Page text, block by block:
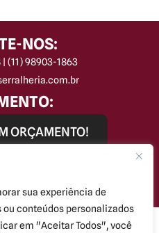
sua experiência de
conteúdos personalizados
em "Aceitar Todos", você
NOS:
(11) 98903-1863
ORÇAMENTO!
os direitos reservados.